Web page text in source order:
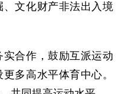
文化财产非法出入境
合作，鼓励互派运动
多高水平体育中心。